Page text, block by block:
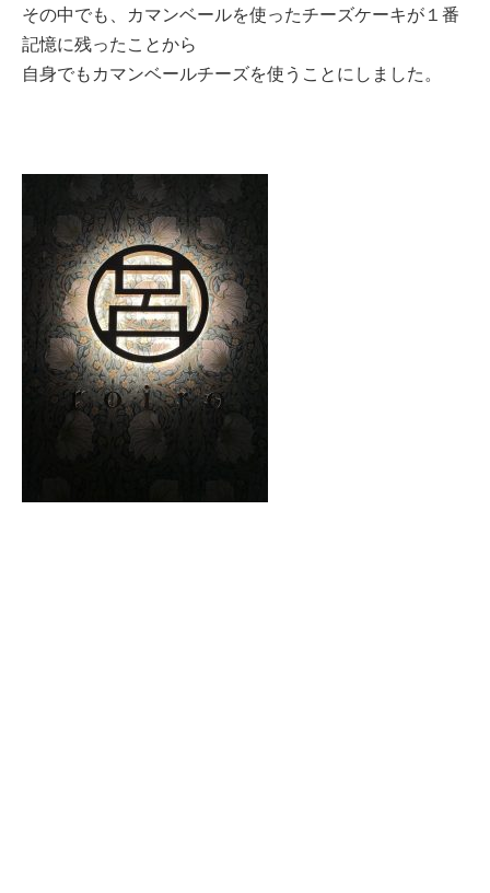
その中でも、カマンベールを使ったチーズケーキが１番
記憶に残ったことから
自身でもカマンベールチーズを使うことにしました。